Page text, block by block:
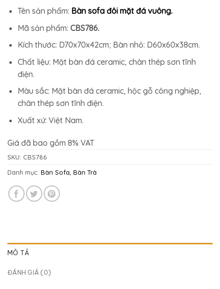
Tên sản phẩm: Bàn sofa đôi mặt đá vuông.
Mã sản phẩm: CBS786.
Kích thước: D70x70x42cm; Bàn nhỏ: D60x60x38cm.
Chất liệu: Mặt bàn đá ceramic, chân thép sơn tĩnh
điện.
Màu sắc: Mặt bàn đá ceramic, hộc gỗ công nghiệp,
chân thép sơn tĩnh điện.
Xuất xứ: Việt Nam.
Giá đã bao gồm 8% VAT
SKU: CBS786
Danh mục: Bàn Sofa, Bàn Trà
MÔ TẢ
ĐÁNH GIÁ (0)